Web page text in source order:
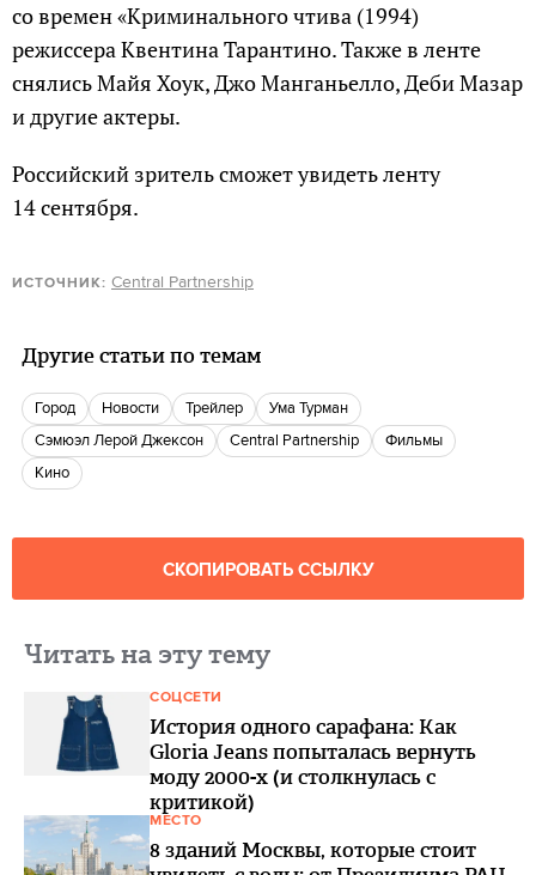
со времен «Криминального чтива (1994)
режиссера Квентина Тарантино. Также в ленте
снялись Майя Хоук, Джо Манганьелло, Деби Мазар
и другие актеры.
Российский зритель сможет увидеть ленту
14 сентября.
ИСТОЧНИК: Central Partnership
Другие статьи по темам
город новости Трейлер
Ума Турман
Сэмюэл Лерой Джексон
Central Partnership
фильмы
кино
СКОПИРОВАТЬ ССЫЛКУ
Читать на эту тему
СОЦСЕТИ
История одного сарафана: Как
Gloria Jeans попыталась вернуть
моду 2000-х (и столкнулась с
критикой)
МЕСТО
8 зданий Москвы, которые стоит